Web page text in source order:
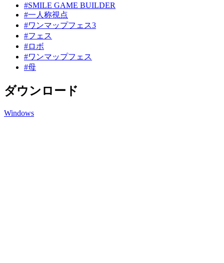
#SMILE GAME BUILDER
#一人称視点
#ワンマップフェス3
#フェス
#ロボ
#ワンマップフェス
#母
ダウンロード
Windows